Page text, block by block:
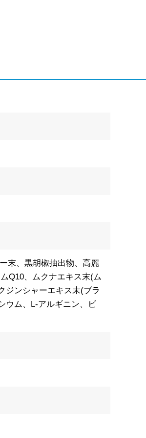
末、黒胡椒抽出物、高麗
Q10、ムクナエキス末(ム
ジンシャーエキス末(ブラ
ウム、L-アルギニン、ビ